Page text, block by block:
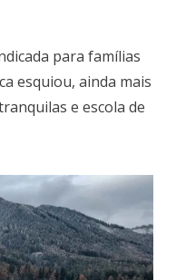
para famílias
esquiou, ainda mais
e escola de